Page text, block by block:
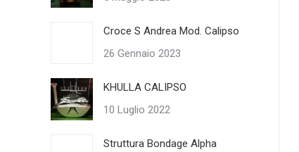
Croce S Andrea Mod. Calipso
26 Gennaio 2023
KHULLA CALIPSO
10 Luglio 2022
Struttura Bondage Alpha